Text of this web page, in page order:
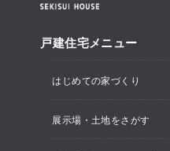
戸建住宅メニュー
はじめての家づくり
展示場・土地をさがす